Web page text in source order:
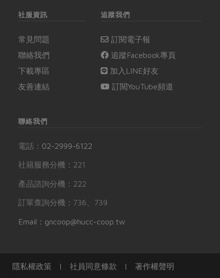
社服資訊
常見問題
聯絡我們
下載專區
友善連結
追蹤我們
訂閱電子報
追蹤Facebook專頁
加入LINE好友
訂閱YouTube頻道
聯絡我們
電話： 02-2999-6122
社籍服務分機：221
產品諮詢分機：222
訂單查詢分機：736、739
Email：gncoop@hucc-coop.tw
隱私權政策 | 社員同意條款 | 著作權聲明